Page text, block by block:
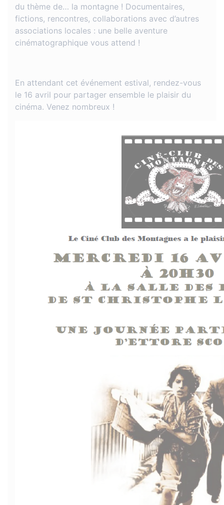
du thème de… la montagne ! Documentaires,
fictions, rencontres, collaborations avec d’autres
associations locales : une belle aventure
cinématographique vous attend !
En attendant cet événement estival, rendez-vous
le 16 avril pour partager ensemble le plaisir du
cinéma. Venez nombreux !